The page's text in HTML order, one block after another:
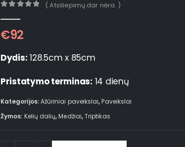
( Atsiliepimų dar nėra. )
€92
Dydis: 128.5cm x 85cm
Pristatymo terminas: 14 dienų
Kategorijos:Ažūriniai paveikslai,Paveikslai
Žymos: Kelių dalių,Medžiai,Triptikas